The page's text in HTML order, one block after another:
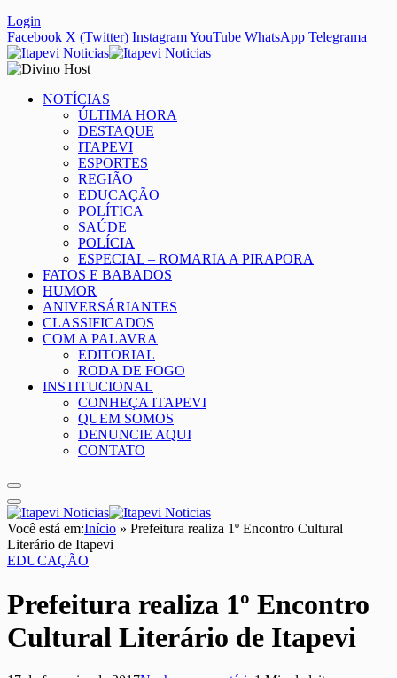
Login
Facebook X (Twitter) InstagramYouTube WhatsApp Telegrama
NOTÍCIAS
ÚLTIMA HORA
DESTAQUE
ITAPEVI
ESPORTES
REGIÃO
EDUCAÇÃO
POLÍTICA
SAÚDE
POLÍCIA
ESPECIAL – ROMARIA A PIRAPORA
FATOS E BABADOS
HUMOR
ANIVERSÁRIANTES
CLASSIFICADOS
COM A PALAVRA
EDITORIAL
RODA DE FOGO
INSTITUCIONAL
CONHEÇA ITAPEVI
QUEM SOMOS
DENUNCIE AQUI
CONTATO
Você está em:Início » Prefeitura realiza 1º Encontro Cultural
Literário de Itapevi
EDUCAÇÃO
Prefeitura realiza 1º Encontro
Cultural Literário de Itapevi